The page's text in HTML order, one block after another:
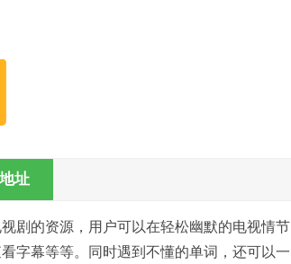
址
剧的资源，用户可以在轻松幽默的电视情节
字幕等等。同时遇到不懂的单词，还可以一